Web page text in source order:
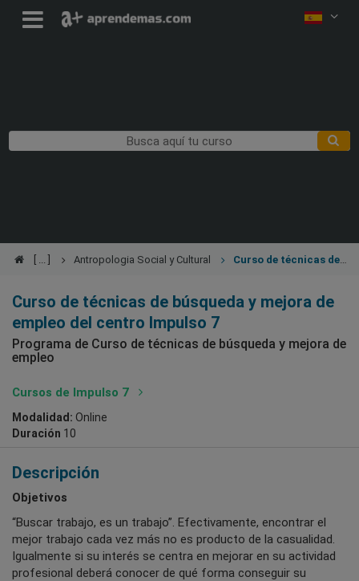
Antropologia Social y Cultural
Curso de técnicas de búsqueda y mejora de
empleo del centro Impulso 7
Programa de Curso de técnicas de búsqueda y mejora de
empleo
Cursos de Impulso 7
Modalidad: Online
Duración 10
Descripción
Objetivos
“Buscar trabajo, es un trabajo”. Efectivamente, encontrar el
mejor trabajo cada vez más no es producto de la casualidad.
Igualmente si su interés se centra en mejorar en su actividad
profesional deberá conocer de qué forma conseguir su